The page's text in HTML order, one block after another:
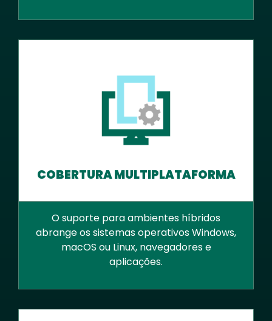
COBERTURA MULTIPLATAFORMA
O suporte para ambientes híbridos
abrange os sistemas operativos Windows,
macOS ou Linux, navegadores e
aplicações.